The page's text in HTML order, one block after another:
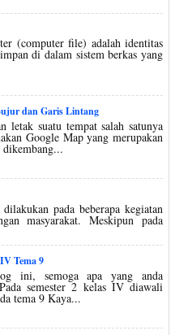
(computer file) adalah identitas
di dalam sistem berkas yang
dan Garis Lintang
letak suatu tempat salah satunya
Google Map yang merupakan
pada beberapa kegiatan
masyarakat. Meskipun pada
Tema 9
ini, semoga apa yang anda
semester 2 kelas IV diawali
tema 9 Kaya...